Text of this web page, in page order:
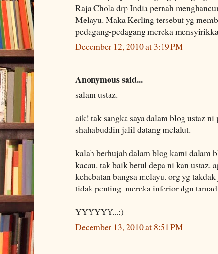
Raja Chola drp India pernah
Melayu. Maka Kerling tersebut yg
pedagang-pedagang mereka
December 12, 2010 at 3:19 PM
Anonymous said...
salam ustaz.
aik! tak sangka saya dalam blog ustaz
shahabuddin jalil datang melalut.
kalah berhujah dalam blog kami dalam
kacau. tak baik betul depa ni kan ustaz.
kehebatan bangsa melayu. org yg
tidak penting. mereka inferior dgn
YYYYYY...:)
December 13, 2010 at 8:51 PM